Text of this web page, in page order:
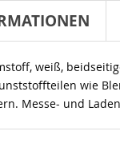
weiß,
wie
Messe- und